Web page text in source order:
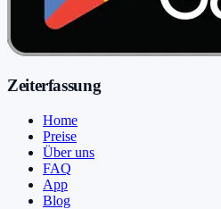
Zeiterfassung
Home
Preise
Über uns
FAQ
App
Blog